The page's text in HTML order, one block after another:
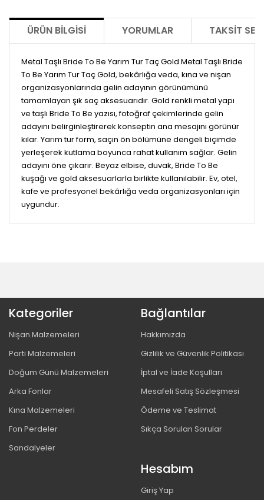
ÜRÜN BILGISI YORUMLAR TAKSIT
Metal Taşlı Bride To Be Yarım Tur Taç Gold Metal Taşlı Bride
To Be Yarım Tur Taç Gold, bekârlığa veda, kına ve nişan
organizasyonlarında gelin adayının görünümünü
tamamlayan şık saç aksesuarıdır. Gold renkli metal yapı
ve taşlı Bride To Be yazısı, fotoğraf çekimlerinde gelin
adayını belirginleştirerek konseptin ana mesajını görünür
kılar. Yarım tur form, saçın ön bölümüne dengeli biçimde
yerleşerek kutlama boyunca rahat kullanım sağlar. Gelin
adayını öne çıkarır. Beyaz elbise, duvak, Bride To Be
kuşağı ve gold aksesuarlarla birlikte kullanılabilir. Ev, otel,
kafe ve profesyonel bekârlığa veda organizasyonları için
uygundur.
Kategoriler
Nişan Malzemeleri
Parti Malzemeleri
Doğum Günü Malzemeleri
Arka Fonlar
Kına Malzemeleri
Fon Perdeler
Sandalyeler
Bağlantılar
Hakkımızda
Gizlilik ve Güvenlik Politikası
İptal ve İade Koşulları
Mesafeli Satış Sözleşmesi
Ödeme ve Teslimat
Sıkça Sorulan Sorular
Hesabım
Giriş Yap